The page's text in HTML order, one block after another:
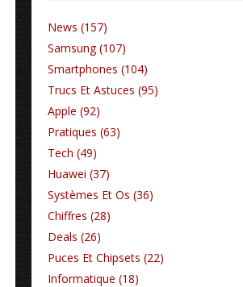
News (157)
Samsung (107)
Smartphones (104)
Trucs Et Astuces (95)
Apple (92)
Pratiques (63)
Tech (49)
Huawei (37)
Systèmes Et Os (36)
Chiffres (28)
Deals (26)
Puces Et Chipsets (22)
Informatique (18)